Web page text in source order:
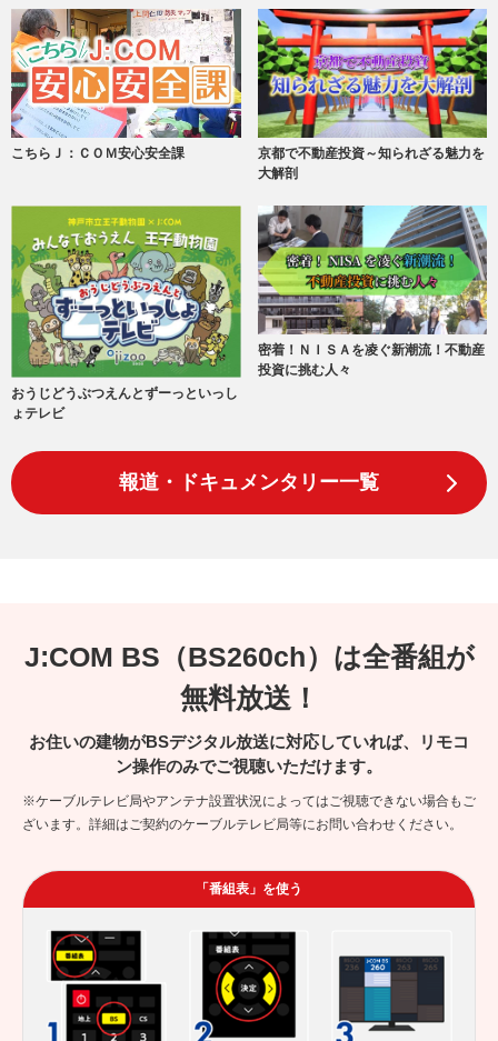
こちらＪ：ＣＯＭ安心安全課
京都で不動産投資～知られざる魅力を
大解剖
おうじどうぶつえんとずーっといっし
ょテレビ
密着！ＮＩＳＡを凌ぐ新潮流！不動産
投資に挑む人々
報道・ドキュメンタリー一覧
J:COM BS（BS260ch）は全番組が
無料放送！
お住いの建物がBSデジタル放送に対応していれば、リモコ
ン操作のみでご視聴いただけます。
※ケーブルテレビ局やアンテナ設置状況によってはご視聴できない場合もご
ざいます。詳細はご契約のケーブルテレビ局等にお問い合わせください。
「番組表」を使う